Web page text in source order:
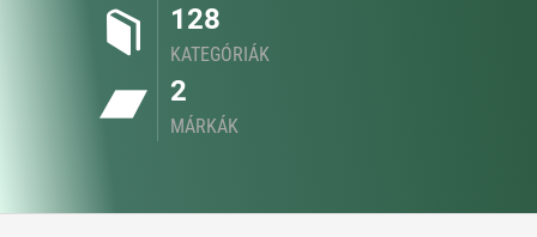
128
KATEGÓRIÁK
2
MÁRKÁK